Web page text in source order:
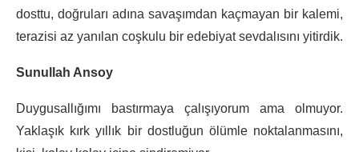
dosttu, doğruları adına savaşımdan kaçmayan bir kalemi,
terazisi az yanılan coşkulu bir edebiyat sevdalısını yitirdik.
Sunullah Ansoy
Duygusallığımı bastırmaya çalışıyorum ama olmuyor.
Yaklaşık kırk yıllık bir dostluğun ölümle noktalanmasını,